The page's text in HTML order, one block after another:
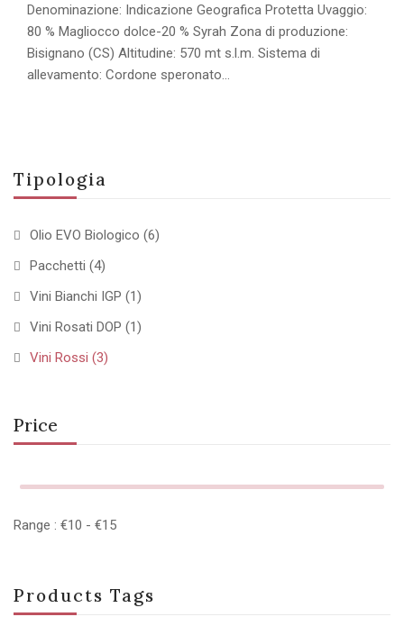
Tipologia
Olio EVO Biologico (6)
Pacchetti (4)
Vini Bianchi IGP (1)
Vini Rosati DOP (1)
Vini Rossi (3)
Price
Range : €10 - €15
Products Tags
Denominazione: Indicazione Geografica Protetta Uvaggio:
80 % Magliocco dolce-20 % Syrah Zona di produzione:
Bisignano (CS) Altitudine: 570 mt s.l.m. Sistema di
allevamento: Cordone speronato…